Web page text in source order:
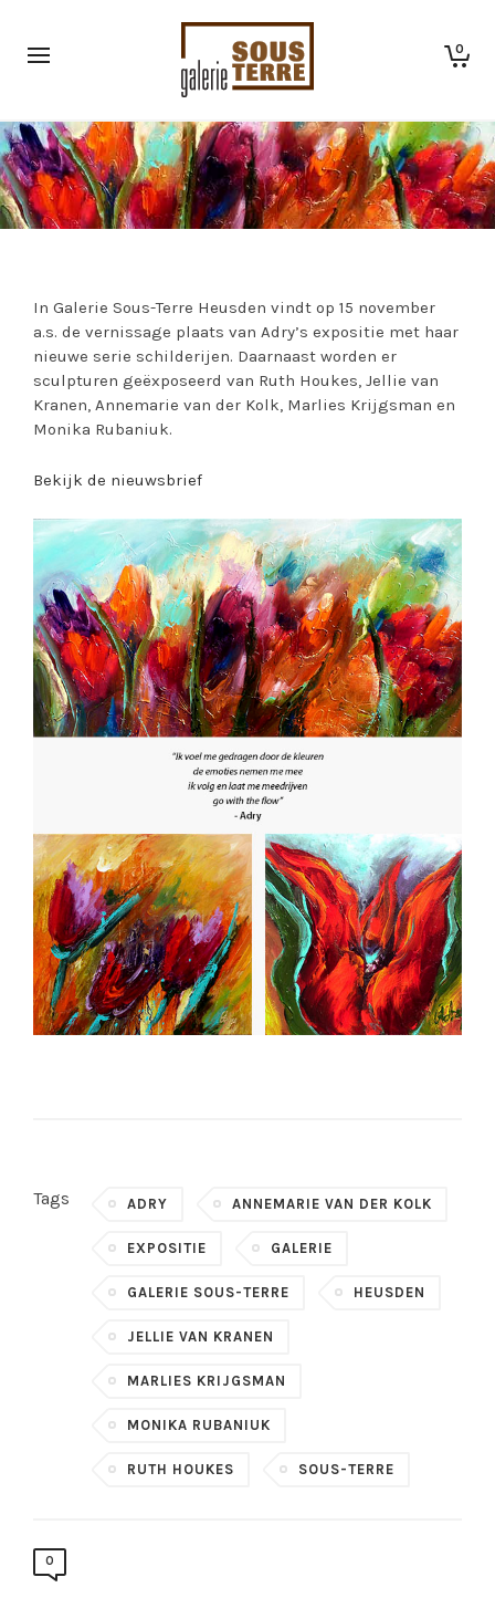
0
In Galerie Sous-Terre Heusden vindt op 15 november
a.s. de vernissage plaats van Adry’s expositie met haar
nieuwe serie schilderijen. Daarnaast worden er
sculpturen geëxposeerd van Ruth Houkes, Jellie van
Kranen, Annemarie van der Kolk, Marlies Krijgsman en
Monika Rubaniuk.
Bekijk de nieuwsbrief
Tags ADRY ANNEMARIE VAN DER KOLK
EXPOSITIE GALERIE
GALERIE SOUS-TERRE HEUSDEN
JELLIE VAN KRANEN
MARLIES KRIJGSMAN
MONIKA RUBANIUK
RUTH HOUKES SOUS-TERRE
0